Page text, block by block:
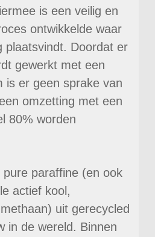
is een veilig en
ontwikkelde waar
plaatsvindt. Doordat er
gewerkt met een
is er geen sprake van
omzetting met een
80% worden
paraffine (en ook
actief kool,
uit gerecycled
in de wereld. Binnen